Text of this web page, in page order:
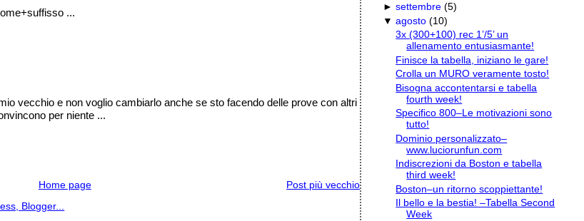
...
vecchio e non voglio cambiarlo anche se sto facendo delle prove con altri
per niente ...
Post più vecchio
Home page
►settembre (5)
▼agosto (10)
3x (300+100) rec 1’/5’ un
allenamento entusiasmante!
Finisce la tabella, iniziano le gare!
Crolla un MURO veramente tosto!
Bisogna accontentarsi e tabella
fourth week!
Specifico 800–Le motivazioni sono
tutto!
Dominio personalizzato–
www.luciorunfun.com
Indiscrezioni da Boston e tabella
third week!
Boston–un ritorno scoppiettante!
Il bello e la bestia! –Tabella Second
Week